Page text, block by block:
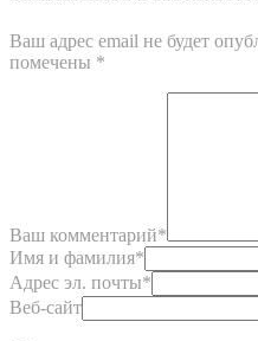
Ваш адрес email не будет
помечены *
Ваш комментарий*
Имя и фамилия*
Адрес эл. почты*
Веб-сайт